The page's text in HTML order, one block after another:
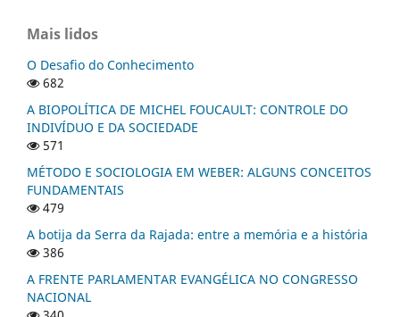
Mais lidos
O Desafio do Conhecimento
682
A BIOPOLÍTICA DE MICHEL FOUCAULT: CONTROLE DO
INDIVÍDUO E DA SOCIEDADE
571
MÉTODO E SOCIOLOGIA EM WEBER: ALGUNS CONCEITOS
FUNDAMENTAIS
479
A botija da Serra da Rajada: entre a memória e a história
386
A FRENTE PARLAMENTAR EVANGÉLICA NO CONGRESSO
NACIONAL